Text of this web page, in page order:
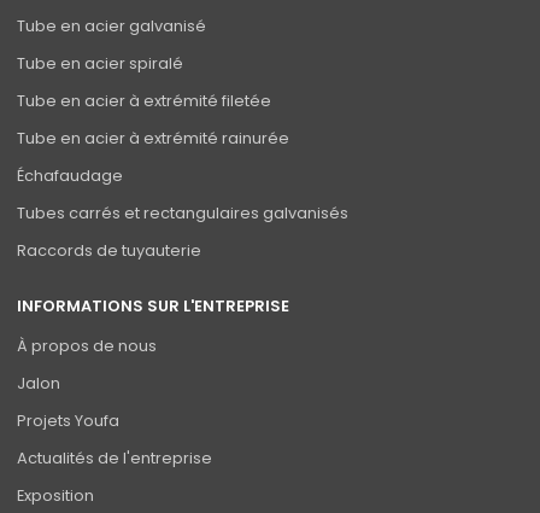
Tube en acier galvanisé
Tube en acier spiralé
Tube en acier à extrémité filetée
Tube en acier à extrémité rainurée
Échafaudage
Tubes carrés et rectangulaires galvanisés
Raccords de tuyauterie
INFORMATIONS SUR L'ENTREPRISE
À propos de nous
Jalon
Projets Youfa
Actualités de l'entreprise
Exposition